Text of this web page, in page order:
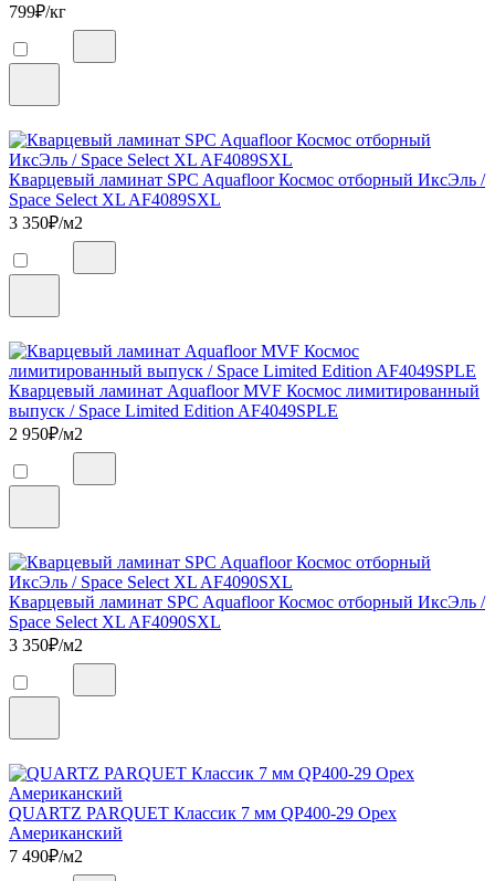
799₽/кг
Кварцевый ламинат SPC Aquafloor Космос отборный ИксЭль /
Space Select XL AF4089SXL
3 350₽/м2
Кварцевый ламинат Aquafloor MVF Космос лимитированный
выпуск / Space Limited Edition AF4049SPLE
2 950₽/м2
Кварцевый ламинат SPC Aquafloor Космос отборный ИксЭль /
Space Select XL AF4090SXL
3 350₽/м2
QUARTZ PARQUET Классик 7 мм QP400-29 Орех
Американский
7 490₽/м2